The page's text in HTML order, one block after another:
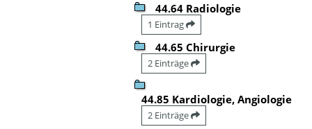
44.64 Radiologie
1 Eintrag
44.65 Chirurgie
2 Einträge
44.85 Kardiologie, Angiologie
2 Einträge